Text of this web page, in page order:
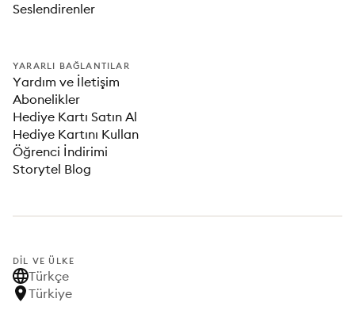
Seslendirenler
YARARLI BAĞLANTILAR
Yardım ve İletişim
Abonelikler
Hediye Kartı Satın Al
Hediye Kartını Kullan
Öğrenci İndirimi
Storytel Blog
DIL VE ÜLKE
Türkçe
Türkiye